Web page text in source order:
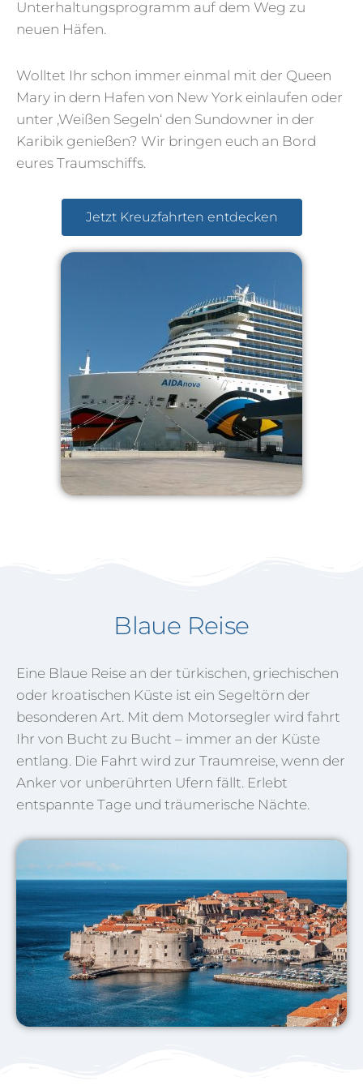
Unterhaltungsprogramm auf dem Weg zu
neuen Häfen.
Wolltet Ihr schon immer einmal mit der Queen
Mary in dern Hafen von New York einlaufen oder
unter ‚Weißen Segeln‘ den Sundowner in der
Karibik genießen? Wir bringen euch an Bord
eures Traumschiffs.
Jetzt Kreuzfahrten entdecken
Blaue Reise
Eine Blaue Reise an der türkischen, griechischen
oder kroatischen Küste ist ein Segeltörn der
besonderen Art. Mit dem Motorsegler wird fahrt
Ihr von Bucht zu Bucht – immer an der Küste
entlang. Die Fahrt wird zur Traumreise, wenn der
Anker vor unberührten Ufern fällt. Erlebt
entspannte Tage und träumerische Nächte.